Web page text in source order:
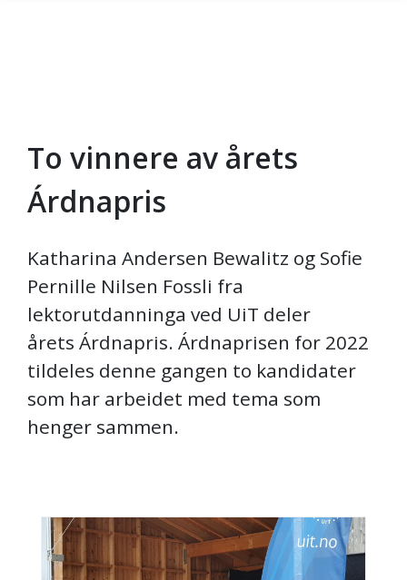
Gå til hovedinnhold
To vinnere av årets
Árdnapris
Katharina Andersen Bewalitz og Sofie
Pernille Nilsen Fossli fra
lektorutdanninga ved UiT deler
årets Árdnapris. Árdnaprisen for 2022
tildeles denne gangen to kandidater
som har arbeidet med tema som
henger sammen.